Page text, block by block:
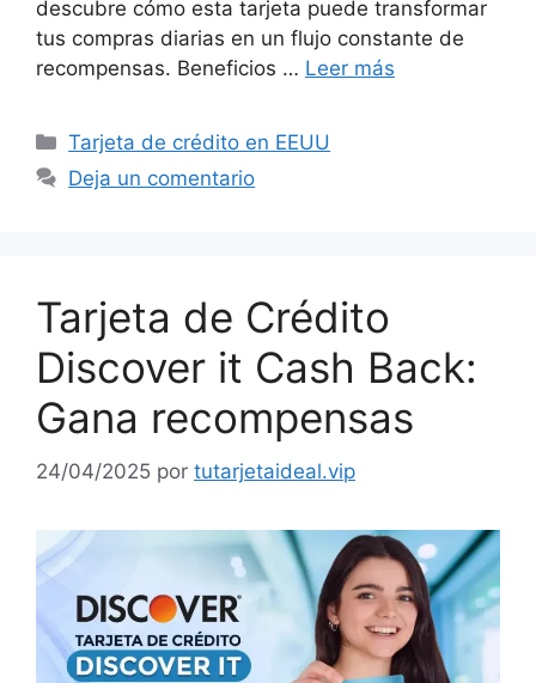
descubre cómo esta tarjeta puede transformar
tus compras diarias en un flujo constante de
recompensas. Beneficios … Leer más
Categorías
Tarjeta de crédito en EEUU
Deja un comentario
Tarjeta de Crédito
Discover it Cash Back:
Gana recompensas
24/04/2025 por tutarjetaideal.vip